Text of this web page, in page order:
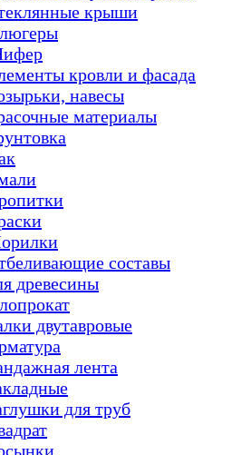
крыши
кровли и фасада
навесы
материалы
составы
древесины
двутавровые
лента
для труб